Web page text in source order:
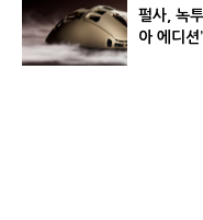
펄사, 녹
아 에디션